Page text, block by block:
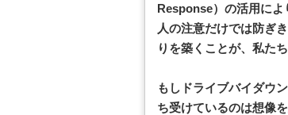
Response）の活用によ
人の注意だけでは防ぎ
りを築くことが、私た
もしドライブバイダウ
ち受けているのは想像